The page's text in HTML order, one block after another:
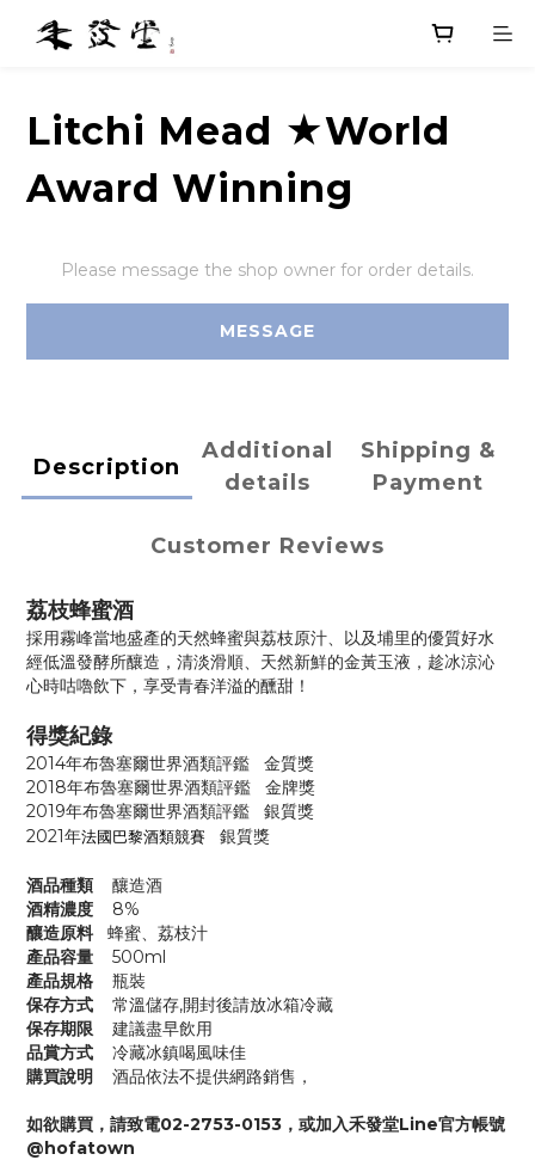
Litchi Mead ★World
Award Winning
Please message the shop owner for order details.
MESSAGE
Description
Additional
details
Shipping &
Payment
Customer Reviews
荔枝蜂蜜酒
採用霧峰當地盛產的天然蜂蜜與荔枝原汁、以及埔里的優質好水
經低溫發酵所釀造，清淡滑順、天然新鮮的金黃玉液，趁冰涼沁
心時咕嚕飲下，享受青春洋溢的醺甜！
得獎紀錄
2014年布魯塞爾世界酒類評鑑 金質獎
2018年布魯塞爾世界酒類評鑑 金牌獎
2019年布魯塞爾世界酒類評鑑 銀質獎
2021年法國巴黎酒類競賽 銀質獎
酒品種類
釀造酒
酒精濃度
8%
釀造原料 蜂蜜、荔枝汁
產品容量 500ml
產品規格 瓶裝
保存方式 常溫儲存,開封後請放冰箱冷藏
保存期限 建議盡早飲用
品賞方式
冷藏冰鎮喝風味佳
購買說明 酒品依法不提供網路銷售，
如欲購買，請致電02-2753-0153，或加入禾發堂Line官方帳號
@hofatown